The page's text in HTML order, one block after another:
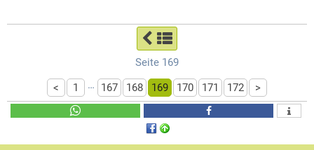
Seite 169
<
1 … 167 168 169 170 171 172 >